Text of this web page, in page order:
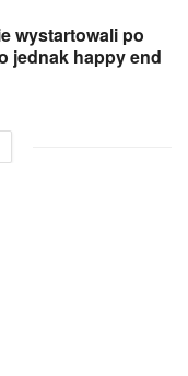
wystartowali po
jednak happy end